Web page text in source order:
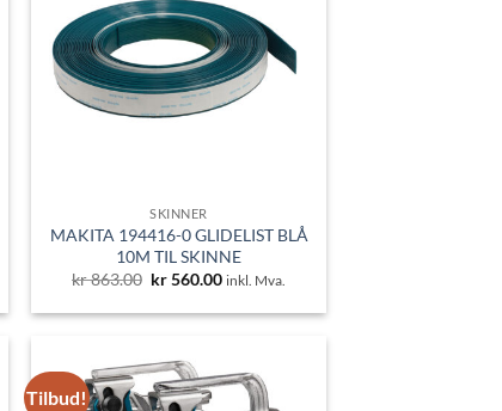
SKINNER
MAKITA 194416-0 GLIDELIST BLÅ
10M TIL SKINNE
kr863.00 Opprinnelig
var:
kr560.00Nåværende
er:
inkl. Mva.
Tilbud!